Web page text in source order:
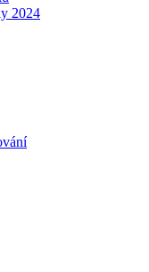
2024